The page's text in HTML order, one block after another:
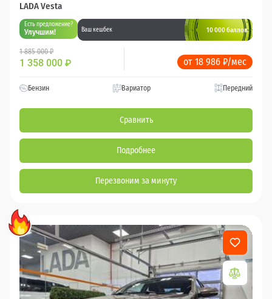
LADA Vesta
Есть предложение?
Улучшим! Ваш кешбек 10 000 баллов
1 885 000 ₽
1 358 000 ₽ от 18 986 ₽/мес
Бензин Вариатор Передний
Сравнить
Подробнее
Перезвоним за минуту